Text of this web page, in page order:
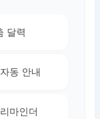
달력
동 안내
마인더